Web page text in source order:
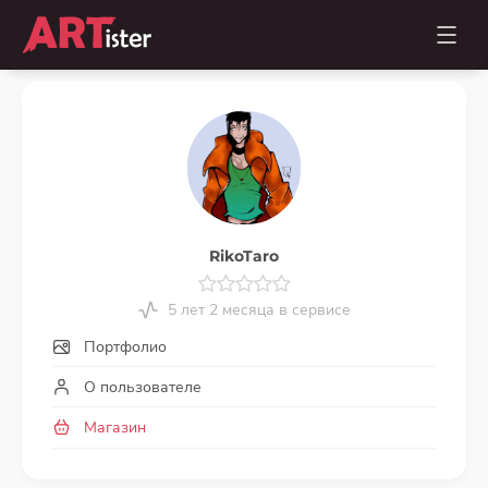
RikoTaro
5 лет 2 месяца в сервисе
Портфолио
О пользователе
Магазин